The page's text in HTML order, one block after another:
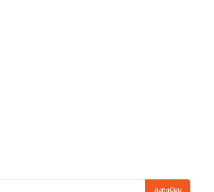
ลงทะเบียน